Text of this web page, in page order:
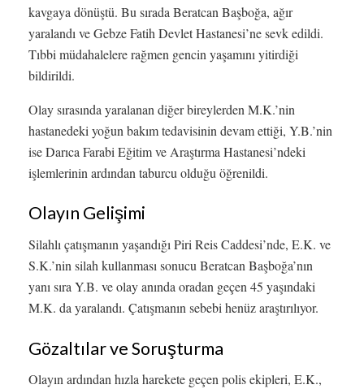
kavgaya dönüştü. Bu sırada Beratcan Başboğa, ağır
yaralandı ve Gebze Fatih Devlet Hastanesi’ne sevk edildi.
Tıbbi müdahalelere rağmen gencin yaşamını yitirdiği
bildirildi.
Olay sırasında yaralanan diğer bireylerden M.K.’nin
hastanedeki yoğun bakım tedavisinin devam ettiği, Y.B.’nin
ise Darıca Farabi Eğitim ve Araştırma Hastanesi’ndeki
işlemlerinin ardından taburcu olduğu öğrenildi.
Olayın Gelişimi
Silahlı çatışmanın yaşandığı Piri Reis Caddesi’nde, E.K. ve
S.K.’nin silah kullanması sonucu Beratcan Başboğa’nın
yanı sıra Y.B. ve olay anında oradan geçen 45 yaşındaki
M.K. da yaralandı. Çatışmanın sebebi henüz araştırılıyor.
Gözaltılar ve Soruşturma
Olayın ardından hızla harekete geçen polis ekipleri, E.K.,